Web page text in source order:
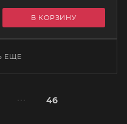
В КОРЗИНУ
ЕЩЕ
46